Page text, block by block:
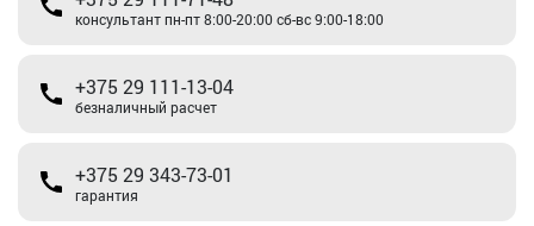
консультант пн-пт 8:00-20:00 сб-вс 9:00-18:00
+375 29 111-13-04
безналичный расчет
+375 29 343-73-01
гарантия